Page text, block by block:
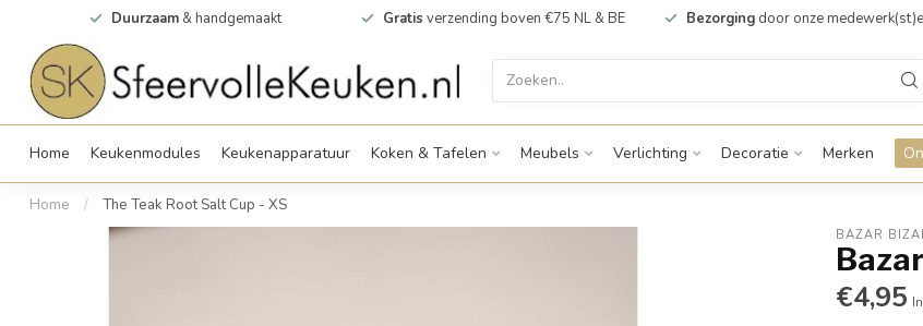
Duurzaam & handgemaakt Gratis verzending boven €75 NL & BE Bezorging door onze
Home Keukenmodules Keukenapparatuur Koken & Tafelen Meubels Verlichting Decoratie Merken
Home / The Teak Root Salt Cup - XS
BAZAR
€4,95